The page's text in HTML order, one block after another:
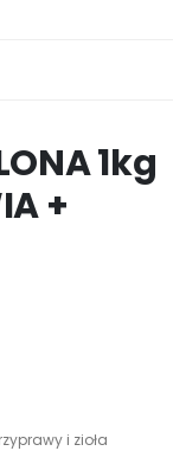
1kg
+
i zioła